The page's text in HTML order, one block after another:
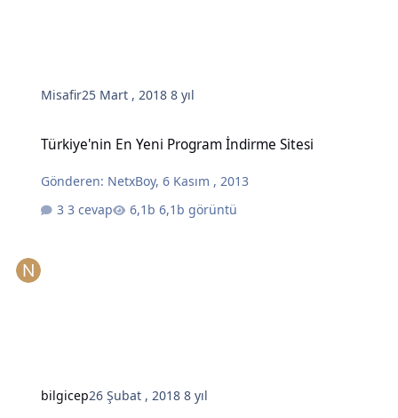
Misafir25 Mart , 20188 yıl
Türkiye'nin En Yeni Program İndirme Sitesi
Gönderen: NetxBoy,6 Kasım , 2013
3 cevap
6,1b görüntü
bilgicep26 Şubat , 20188 yıl